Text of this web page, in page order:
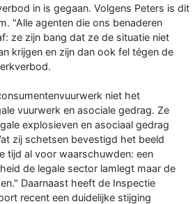
in is gegaan. Volgens Peters is dit
"Alle agenten die ons benaderen
ze zijn bang dat ze de situatie niet
krijgen en zijn dan ook fel tégen de
niet het
vuurwerk en asociale gedrag. Ze
explosieven en asociaal gedrag
zij schetsen bevestigd het beeld
tijd al voor waarschuwden: een
de legale sector lamlegt maar de
Daarnaast heeft de Inspectie
recent een duidelijke stijging